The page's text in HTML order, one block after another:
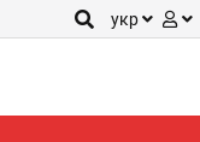
укр